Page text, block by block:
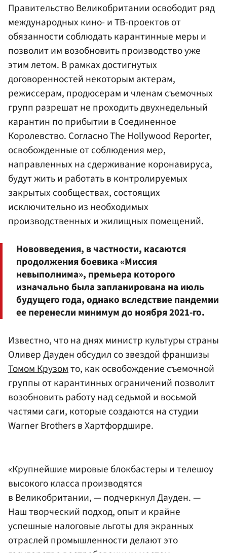
Правительство Великобритании освободит ряд
международных кино- и ТВ-проектов от
обязанности соблюдать карантинные меры и
позволит им возобновить производство уже
этим летом. В рамках достигнутых
договоренностей некоторым актерам,
режиссерам, продюсерам и членам съемочных
групп разрешат не проходить двухнедельный
карантин по прибытии в Соединенное
Королевство. Согласно The Hollywood Reporter,
освобожденные от соблюдения мер,
направленных на сдерживание коронавируса,
будут жить и работать в контролируемых
закрытых сообществах, состоящих
исключительно из необходимых
производственных и жилищных помещений.
Нововведения, в частности, касаются
продолжения боевика «Миссия
невыполнима», премьера которого
изначально была запланирована на июль
будущего года, однако вследствие пандемии
ее перенесли минимум до ноября 2021-го.
Известно, что на днях министр культуры страны
Оливер Дауден обсудил со звездой франшизы
Томом Крузомто, как освобождение съемочной
группы от карантинных ограничений позволит
возобновить работу над седьмой и восьмой
частями саги, которые создаются на студии
Warner Brothers в Хартфордшире.
«Крупнейшие мировые блокбастеры и телешоу
высокого класса производятся
в Великобритании, — подчеркнул Дауден. —
Наш творческий подход, опыт и крайне
успешные налоговые льготы для экранных
отраслей промышленности делают это